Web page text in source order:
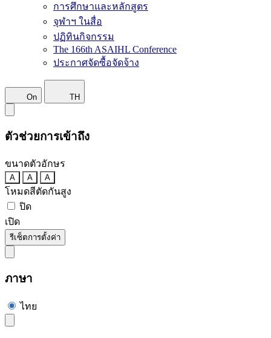
การศึกษาและหลักสูตร
จุฬาฯ ในสื่อ
ปฏิทินกิจกรรม
The 166th ASAIHL Conference
ประกาศจัดซื้อจัดจ้าง
On TH
ตัวช่วยการเข้าถึง
ขนาดตัวอักษร
A A A
โหมดสีตัดกันสูง
ปิด
เปิด
รีเซ็ตการตั้งค่า
ภาษา
ไทย